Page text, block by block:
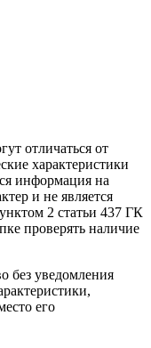
отличаться от
характеристики
информация на
и не является
2 статьи 437 ГК
проверять наличие
без уведомления
его